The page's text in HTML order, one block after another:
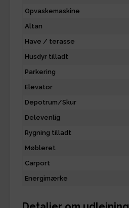
Opvaskemaskine
Altan
Have / terasse
Husdyr tilladt
Parkering
Elevator
Depotrum/Skur
Delevenlig
Rygning tilladt
Møbleret
Carport
Energimærke